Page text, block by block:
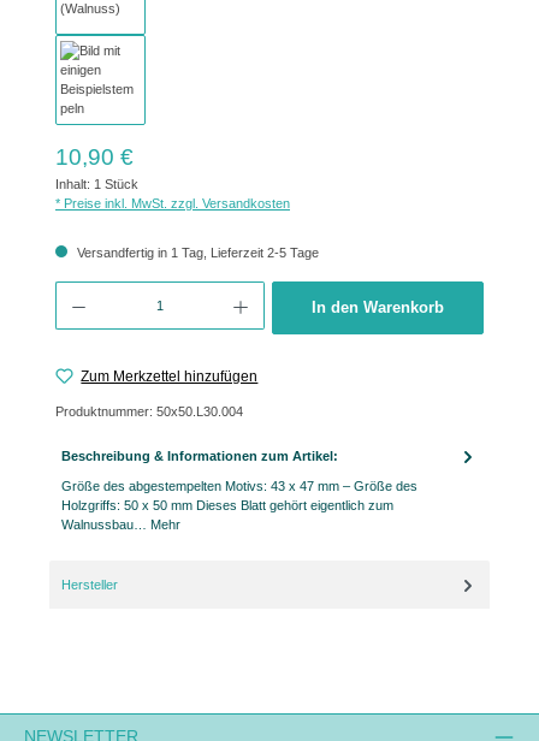
Regulärer Preis:
10,90 €
Inhalt: 1 Stück
* Preise inkl. MwSt. zzgl. Versandkosten
Versandfertig in 1 Tag, Lieferzeit 2-5 Tage
In den Warenkorb
Zum Merkzettel hinzufügen
Produktnummer: 50x50.L30.004
Beschreibung & Informationen zum Artikel:
Größe des abgestempelten Motivs: 43 x 47 mm – Größe des
Holzgriffs: 50 x 50 mm Dieses Blatt gehört eigentlich zum
Walnussbau… Mehr
Hersteller
NEWSLETTER